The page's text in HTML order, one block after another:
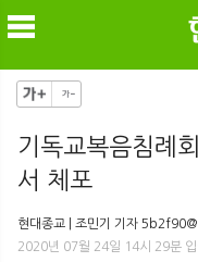
메
기독교복음침례
서 체포
현대종교 | 조민기 기자
2020년 07월 24일 14시 29분 입